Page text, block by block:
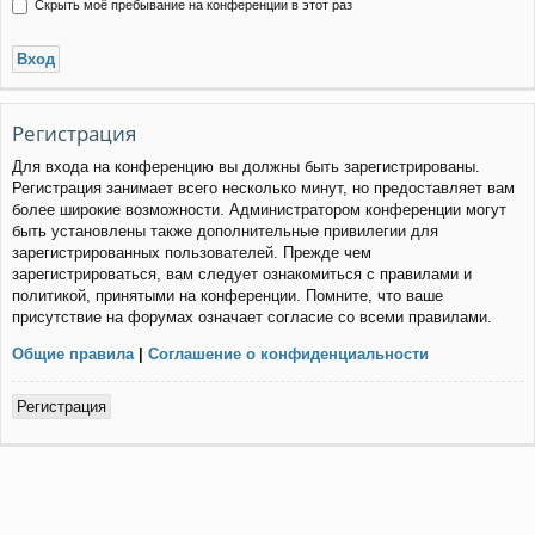
Скрыть моё пребывание на конференции в этот раз
Регистрация
Для входа на конференцию вы должны быть зарегистрированы.
Регистрация занимает всего несколько минут, но предоставляет вам
более широкие возможности. Администратором конференции могут
быть установлены также дополнительные привилегии для
зарегистрированных пользователей. Прежде чем
зарегистрироваться, вам следует ознакомиться с правилами и
политикой, принятыми на конференции. Помните, что ваше
присутствие на форумах означает согласие со всеми правилами.
Общие правила| Соглашение о конфиденциальности
Регистрация